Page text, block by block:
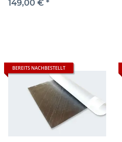
149,00 € *
BEREITS NACHBESTELLT